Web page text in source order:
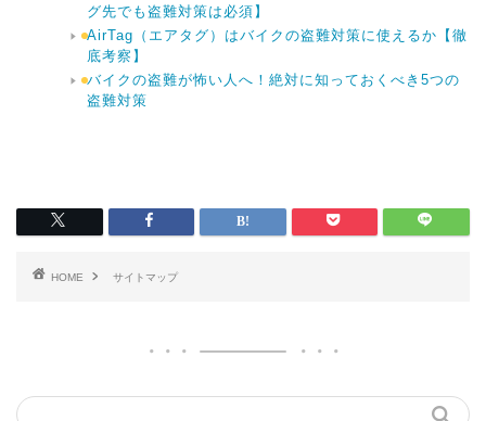
グ先でも盗難対策は必須】
AirTag（エアタグ）はバイクの盗難対策に使えるか【徹
底考察】
バイクの盗難が怖い人へ！絶対に知っておくべき5つの
盗難対策
HOME サイトマップ